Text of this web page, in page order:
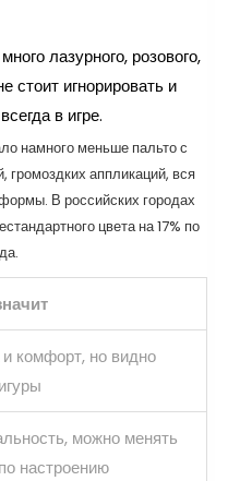
лазурного, розового,
стоит игнорировать и
в игре.
намного меньше пальто с
аппликаций, вся
В российских городах
цвета на 17% по
комфорт, но видно
можно менять
настроению